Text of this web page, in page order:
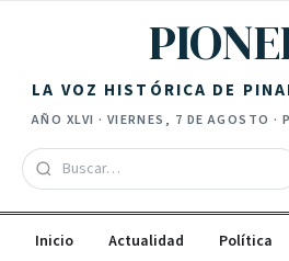
LA VOZ HISTÓRICA DE
AÑO XLVI · VIERNES, 7 DE AGOSTO ·
Inicio Actualidad Política